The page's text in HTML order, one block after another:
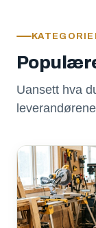
Uansett hva